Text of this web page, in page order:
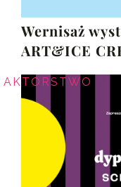
Wernisaż
ART&ICE
AKTORSTWO